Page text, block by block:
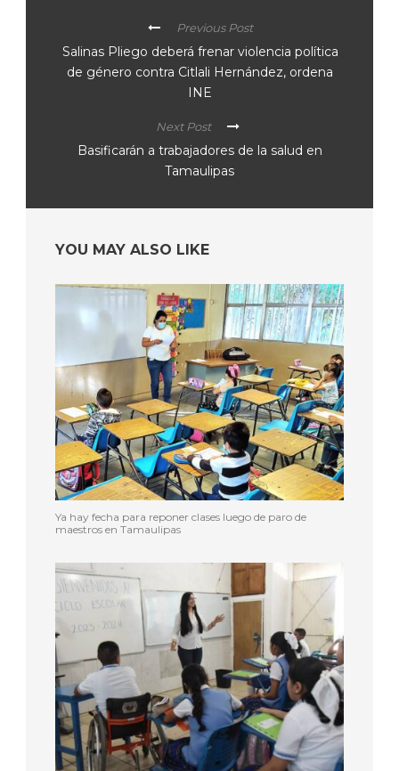
Previous Post
Salinas Pliego deberá frenar violencia política
de género contra Citlali Hernández, ordena
INE
Next Post
Basificarán a trabajadores de la salud en
Tamaulipas
YOU MAY ALSO LIKE
Ya hay fecha para reponer clases luego de paro de
maestros en Tamaulipas